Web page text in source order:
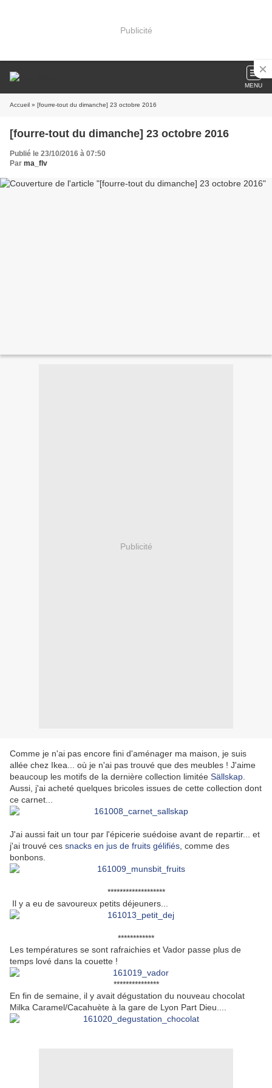
Publicité
MENU
Accueil » [fourre-tout du dimanche] 23 octobre 2016
[fourre-tout du dimanche] 23 octobre 2016
Publié le 23/10/2016 à 07:50
Par ma_flv
Publicité
Comme je n'ai pas encore fini d'aménager ma maison, je suis
allée chez Ikea... où je n'ai pas trouvé que des meubles ! J'aime
beaucoup les motifs de la dernière collection limitée Sällskap
Aussi, j'ai acheté quelques bricoles issues de cette collection dont
ce carnet...
J'ai aussi fait un tour par l'épicerie suédoise avant de repartir... et
j'ai trouvé ces snacks en jus de fruits gélifiés , comme des
bonbons.
*******************
Il y a eu de savoureux petits déjeuners...
************
Les températures se sont rafraichies et Vador passe plus de
temps lové dans la couette !
***************
En fin de semaine, il y avait dégustation du nouveau chocolat
Milka Caramel/Cacahuète à la gare de Lyon Part Dieu....